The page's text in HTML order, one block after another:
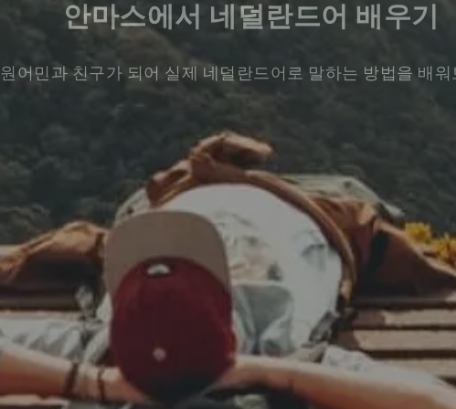
안마스에서 네덜란드어 배우기
원어민과 친구가 되어 실제 네덜란드어로 말하는 방법을 배